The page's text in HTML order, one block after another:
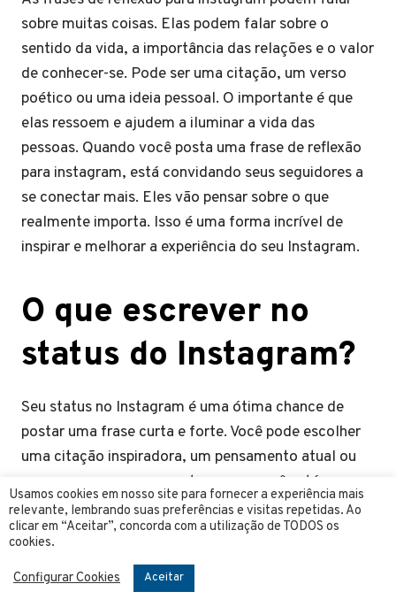
sobre muitas coisas. Elas podem falar sobre o
sentido da vida, a importância das relações e o valor
de conhecer-se. Pode ser uma citação, um verso
poético ou uma ideia pessoal. O importante é que
elas ressoem e ajudem a iluminar a vida das
pessoas. Quando você posta uma frase de reflexão
para instagram, está convidando seus seguidores a
se conectar mais. Eles vão pensar sobre o que
realmente importa. Isso é uma forma incrível de
inspirar e melhorar a experiência do seu Instagram.
O que escrever no
status do Instagram?
Seu status no Instagram é uma ótima chance de
postar uma frase curta e forte. Você pode escolher
uma citação inspiradora, um pensamento atual ou
uma mensagem que mostre como você está.
Escolher bem pode chamar a atenção e interessar
mais seus seguidores. Para o que escrever no status
pensamentos sobre a vida, piadas ou perguntas que
Usamos cookies em nosso site para fornecer a experiência mais
relevante, lembrando suas preferências e visitas repetidas. Ao
clicar em “Aceitar”, concorda com a utilização de TODOS os
cookies.
Configurar Cookies Aceitar